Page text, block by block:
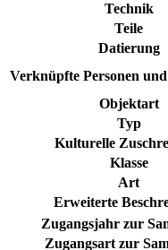
Technik
Teile
Datierung
Verknüpfte Personen
Objektart
Typ
Kulturelle
Klasse
Art
Erweiterte
Zugangsjahr zur
Zugangsart zur